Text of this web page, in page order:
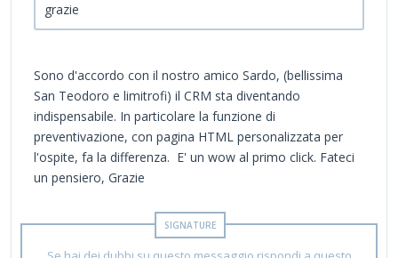
grazie
Sono d'accordo con il nostro amico Sardo, (bellissima
San Teodoro e limitrofi) il CRM sta diventando
indispensabile. In particolare la funzione di
preventivazione, con pagina HTML personalizzata per
l'ospite, fa la differenza. E' un wow al primo click. Fateci
un pensiero, Grazie